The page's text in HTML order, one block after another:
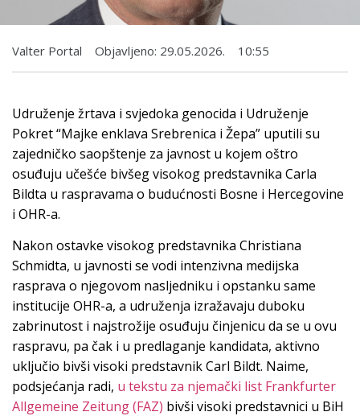
Valter Portal Objavljeno: 29.05.2026. 10:55
Udruženje žrtava i svjedoka genocida i Udruženje
Pokret “Majke enklava Srebrenica i Žepa” uputili su
zajedničko saopštenje za javnost u kojem oštro
osuđuju učešće bivšeg visokog predstavnika Carla
Bildta u raspravama o budućnosti Bosne i Hercegovine
i OHR-a.
Nakon ostavke visokog predstavnika Christiana
Schmidta, u javnosti se vodi intenzivna medijska
rasprava o njegovom nasljedniku i opstanku same
institucije OHR-a, a udruženja izražavaju duboku
zabrinutost i najstrožije osuđuju činjenicu da se u ovu
raspravu, pa čak i u predlaganje kandidata, aktivno
uključio bivši visoki predstavnik Carl Bildt. Naime,
podsjećanja radi, u tekstu za njemački list Frankfurter
Allgemeine Zeitung (FAZ) bivši visoki predstavnici u BiH